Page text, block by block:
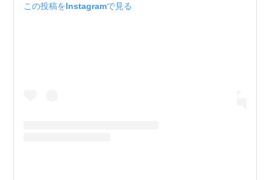
この投稿をInstagramで見る